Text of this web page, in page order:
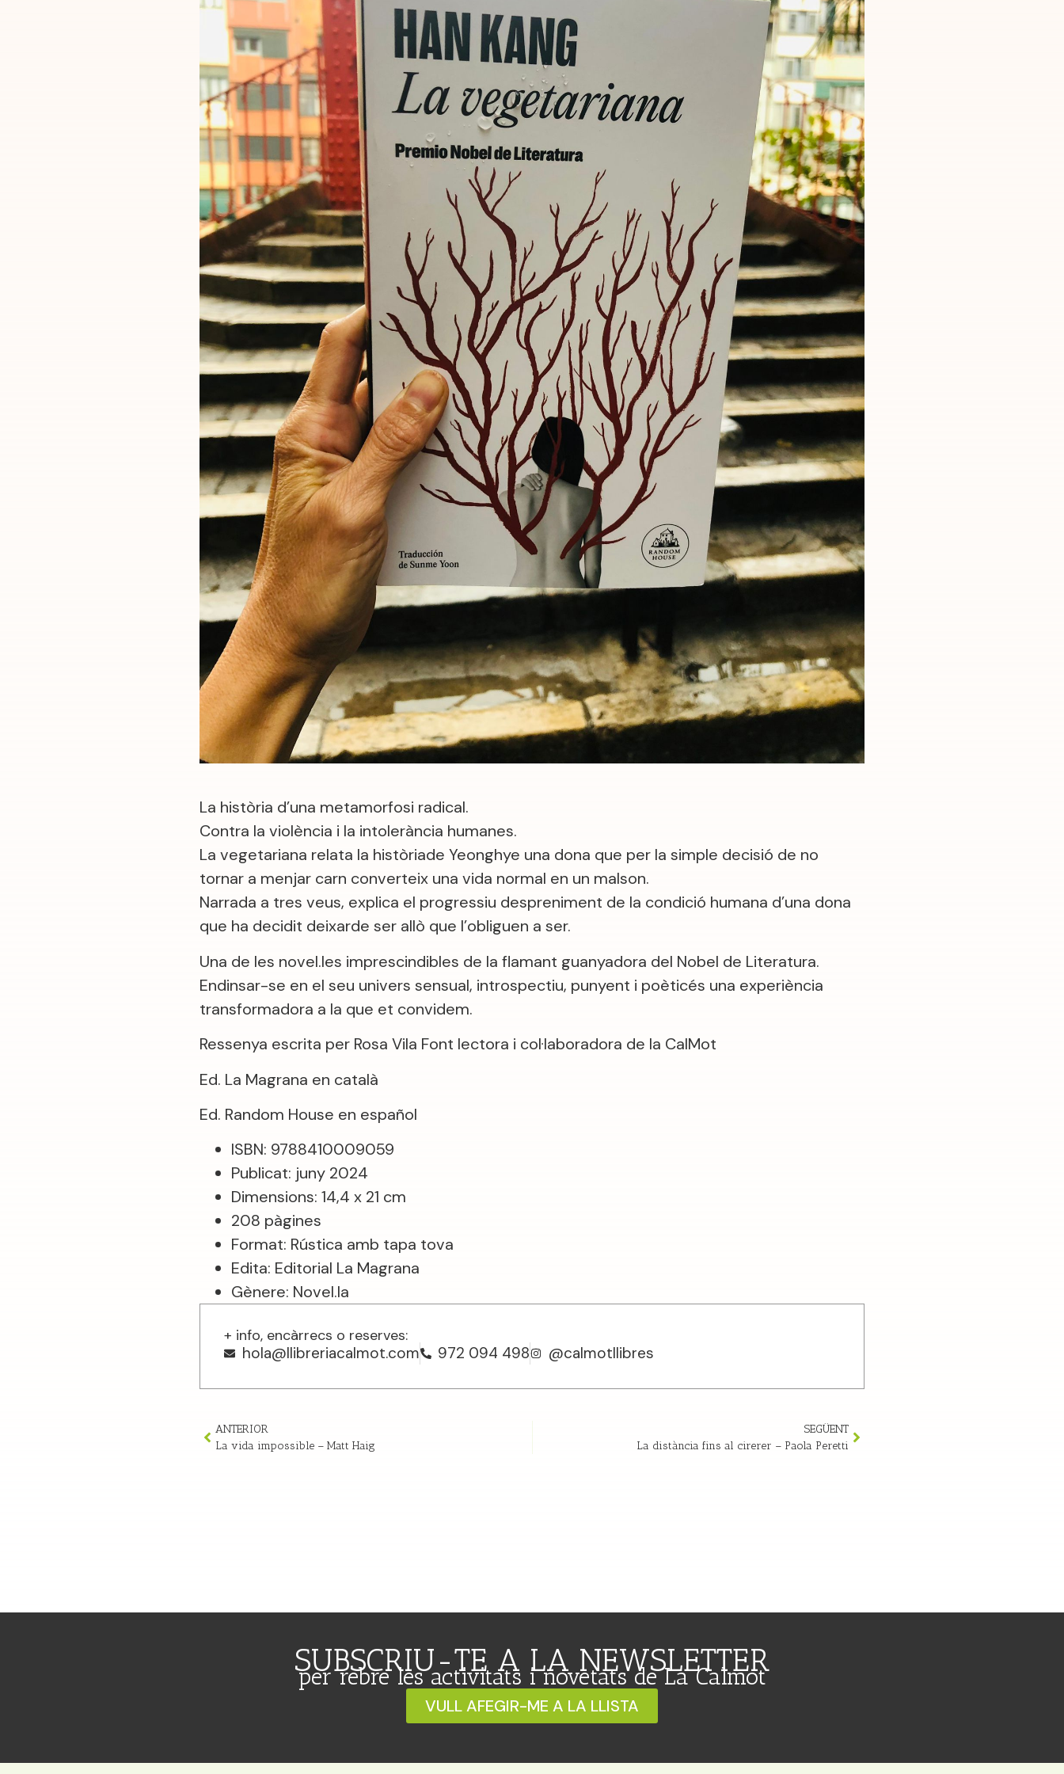
La història d’una metamorfosi radical.
Contra la violència i la intolerància humanes.
La vegetariana relata la històriade Yeonghye una dona que per la simple decisió de no
tornar a menjar carn converteix una vida normal en un malson.
Narrada a tres veus, explica el progressiu despreniment de la condició humana d’una dona
que ha decidit deixarde ser allò que l’obliguen a ser.
Una de les novel.les imprescindibles de la flamant guanyadora del Nobel de Literatura.
Endinsar-se en el seu univers sensual, introspectiu, punyent i poèticés una experiència
transformadora a la que et convidem.
Ressenya escrita per Rosa Vila Font lectora i col·laboradora de la CalMot
Ed. La Magrana en català
Ed. Random House en español
ISBN: 9788410009059
Publicat: juny 2024
Dimensions: 14,4 x 21 cm
208 pàgines
Format: Rústica amb tapa tova
Edita: Editorial La Magrana
Gènere: Novel.la
+ info, encàrrecs o reserves:
hola@llibreriacalmot.com 972 094 498 @calmotllibres
ANTERIOR
La vida impossible – Matt Haig
SEGÜENT
La distància fins al cirerer – Paola Peretti
SUBSCRIU-TE A LA NEWSLETTER
per rebre les activitats i novetats de La Calmot
VULL AFEGIR-ME A LA LLISTA